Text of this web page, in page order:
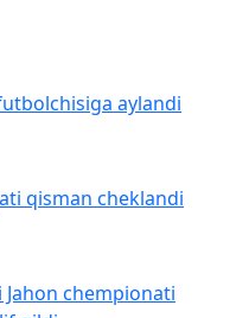
aylandi
qisman cheklandi
chempionati